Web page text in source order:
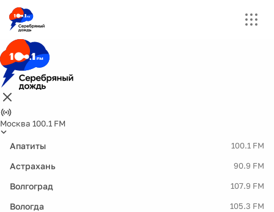
Москва 100.1 FM
Апатиты 100.1 FM
Астрахань 90.9 FM
Волгоград 107.9 FM
Вологда 105.3 FM